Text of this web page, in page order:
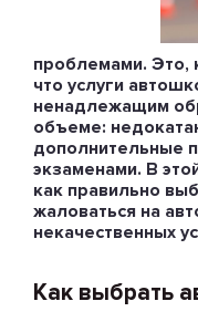
проблемами. Это,
что услуги
ненадлежащим
объеме:
дополнительные
экзаменами. В
как правильно
жаловаться на
некачественных
Как выбрать